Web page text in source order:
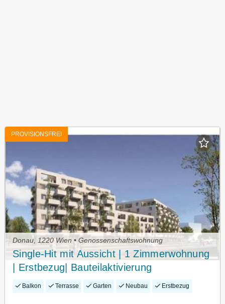
PROVISIONSFREI
Donau, 1220 Wien • Genossenschaftswohnung
Single-Hit mit Aussicht | 1 Zimmerwohnung
| Erstbezug| Bauteilaktivierung
Balkon Terrasse Garten Neubau Erstbezug